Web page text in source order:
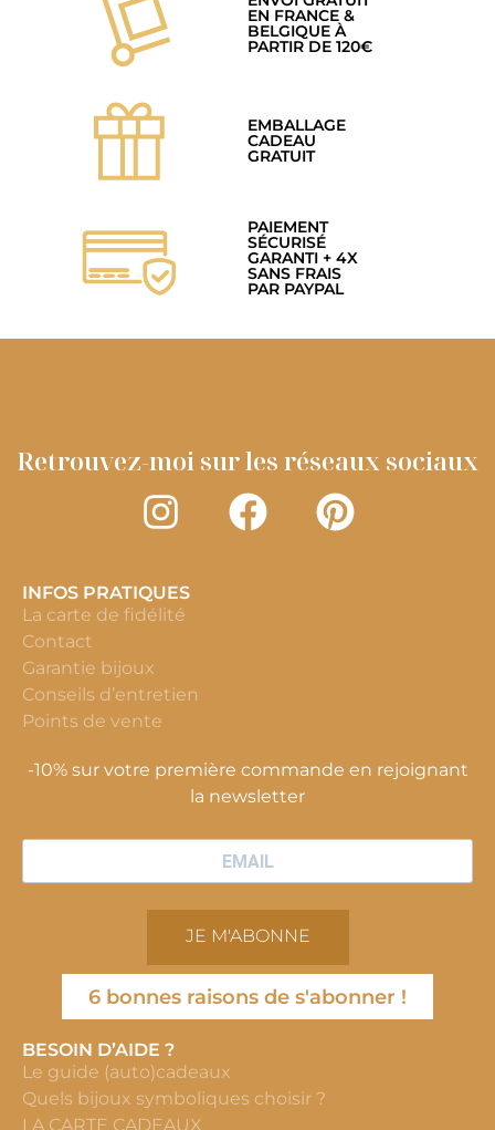
EN FRANCE &
BELGIQUE À
PARTIR DE 120€
EMBALLAGE
CADEAU
GRATUIT
PAIEMENT
SÉCURISÉ
GARANTI + 4X
SANS FRAIS
PAR PAYPAL
Retrouvez-moi sur les réseaux sociaux
INFOS PRATIQUES
La carte de fidélité
Contact
Garantie bijoux
Conseils d’entretien
Points de vente
-10% sur votre première commande en rejoignant
la newsletter
JE M'ABONNE
6 bonnes raisons de s'abonner !
BESOIN D’AIDE ?
Le guide (auto)cadeaux
Quels bijoux symboliques choisir ?
LA CARTE CADEAUX